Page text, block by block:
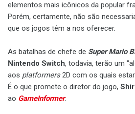
elementos mais icônicos da popular
Porém, certamente, não são
que os jogos têm a nos oferecer.
As batalhas de chefe de Super Mario
Nintendo Switch, todavia, terão um
aos platformers2D com os quais
É o que promete o diretor do jogo,
ao GameInformer: